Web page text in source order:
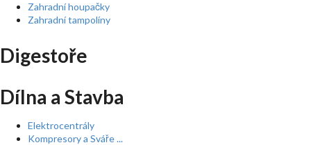
Zahradní houpačky
Zahradní tampolíny
Digestoře
Dílna a Stavba
Elektrocentrály
Kompresory a Sváře ...